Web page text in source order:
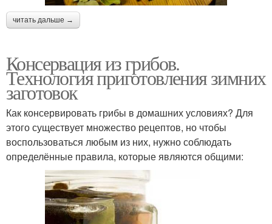
читать дальше →
Консервация из грибов.
Технология приготовления зимних
заготовок
Как консервировать грибы в домашних условиях? Для
этого существует множество рецептов, но чтобы
воспользоваться любым из них, нужно соблюдать
определённые правила, которые являются общими: